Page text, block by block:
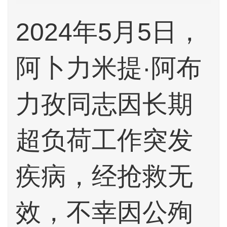
2024年5月5日，
阿卜力米提·阿布
力孜同志因长期
超负荷工作突发
疾病，经抢救无
效，不幸因公殉